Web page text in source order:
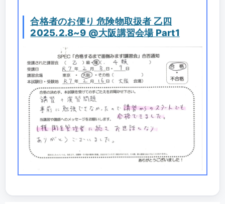
合格者のお便り 危険物取扱者 乙四
2025.2.8~9 @大阪講習会場 Part1